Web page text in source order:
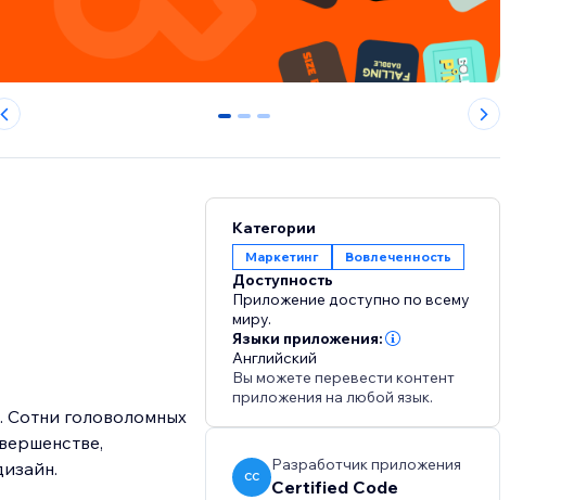
0 1 2
Сотни головоломных
Категории
Маркетинг Вовлеченность
Доступность
Приложение доступно по всему
миру.
Языки приложения:
Английский
Вы можете перевести контент
приложения на любой язык.
CC
Разработчик приложения
Certified Code